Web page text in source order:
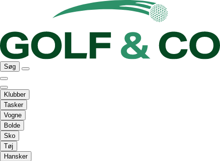
Søg
Klubber
Tasker
Vogne
Bolde
Sko
Tøj
Hansker